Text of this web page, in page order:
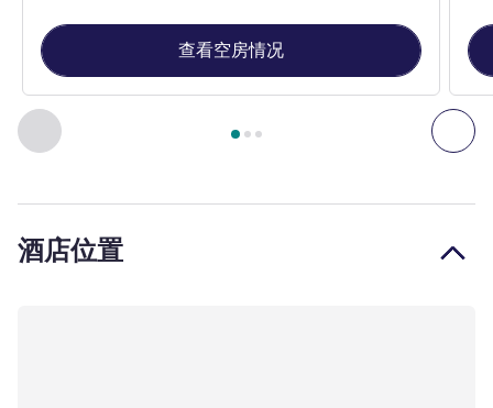
上一个 - 客房 下
第 页，共 , 客房 1 : 标准房，配备 1 张特大床 , 客房 2 :
查看空房情况
酒店位置